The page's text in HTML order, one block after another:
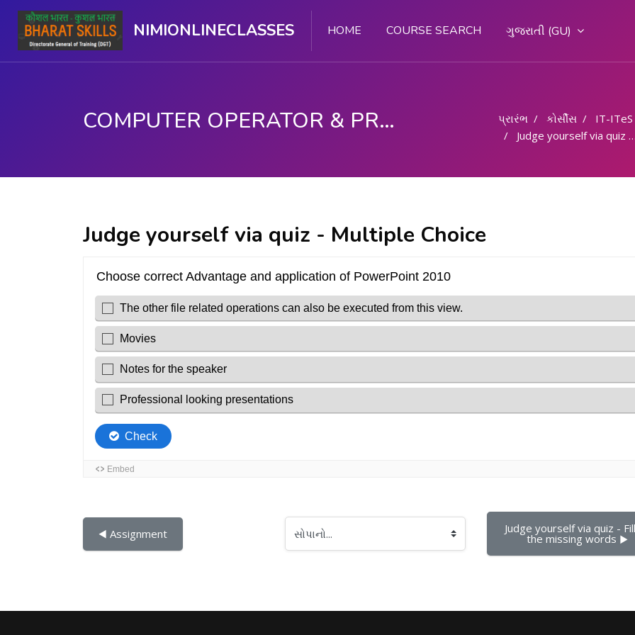
NIMIONLINECLASSES HOME COURSE SEARCH ગુજરાતી ‎(GU)‎
COMPUTER OPERATOR & PROGRAMMING ASSISTANT (COPA) પ્રારંભ કોર્સીસ
IT-ITeS
Judge yourself via quiz - Multiple Choice
Judge yourself via quiz - Multiple Choice
◀︎ Assignment સોપાનો... Judge yourself via quiz -
the missing words ▶︎